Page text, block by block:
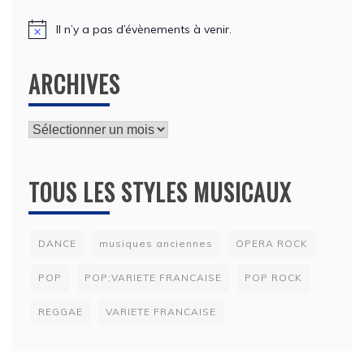
N
c
Il n’y a pas d’évènements à venir.
ARCHIVES
Archives
TOUS LES STYLES MUSICAUX
DANCE musiques anciennes OPERA ROCK
POP POP;VARIETE FRANCAISE POP ROCK
REGGAE VARIETE FRANCAISE